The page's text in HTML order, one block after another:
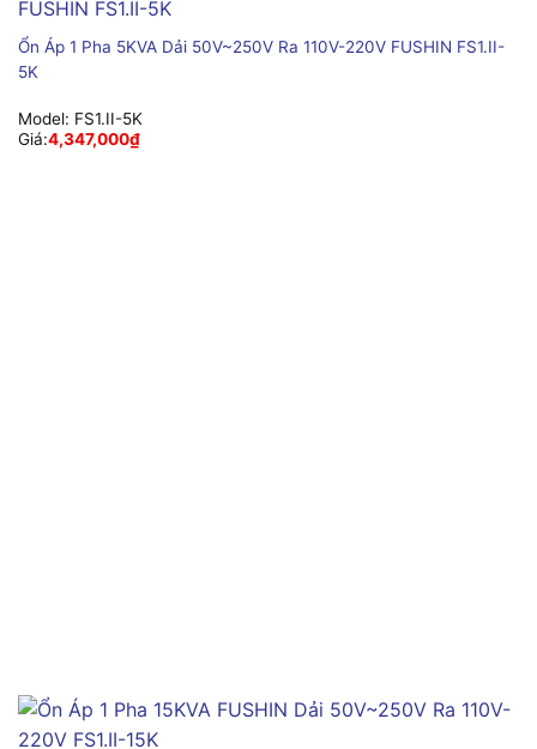
Ổn Áp 1 Pha 5KVA Dải 50V~250V Ra 110V-220V FUSHIN FS1.II-
5K
Model: FS1.II-5K
Giá:4,347,000₫